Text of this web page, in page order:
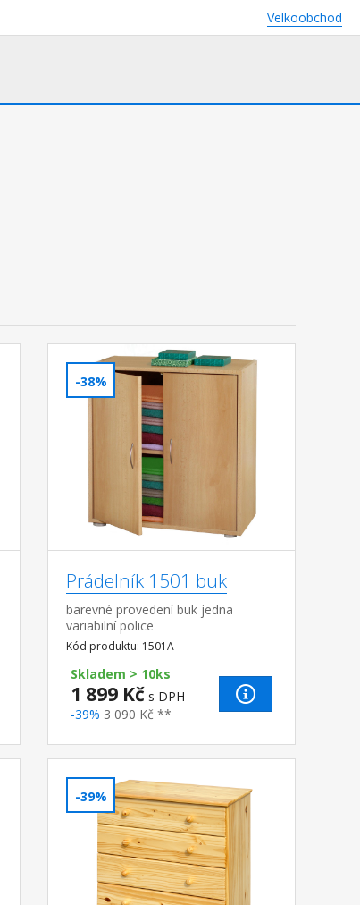
Velkoobchod
-38%
Prádelník 1501 buk
barevné provedení buk jedna
variabilní police
Kód produktu: 1501A
Skladem > 10ks
1 899 Kč s DPH
-39% 3 090 Kč **
-39%